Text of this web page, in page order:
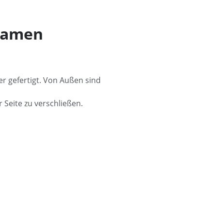
gefertigt. Von Außen sind
zu verschließen.